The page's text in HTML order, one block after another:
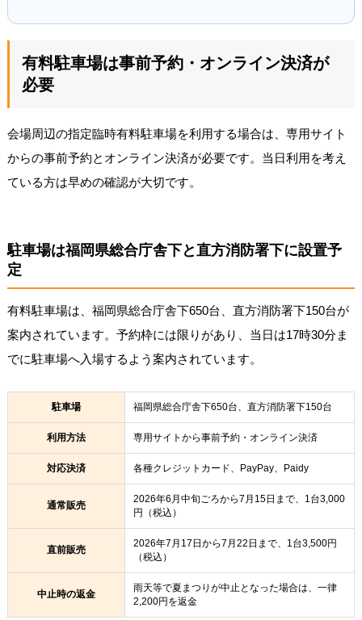
有料駐車場は事前予約・オンライン決済が
必要
会場周辺の指定臨時有料駐車場を利用する場合は、専用サイト
からの事前予約とオンライン決済が必要です。当日利用を考え
ている方は早めの確認が大切です。
駐車場は福岡県総合庁舎下と直方消防署下に設置予
定
有料駐車場は、福岡県総合庁舎下650台、直方消防署下150台が
案内されています。予約枠には限りがあり、当日は17時30分ま
でに駐車場へ入場するよう案内されています。
駐車場 福岡県総合庁舎下650台、直方消防署下150台
利用方法 専用サイトから事前予約・オンライン決済
対応決済 各種クレジットカード、PayPay、Paidy
通常販売
2026年6月中旬ごろから7月15日まで、1台3,000
円（税込）
直前販売
2026年7月17日から7月22日まで、1台3,500円
（税込）
中止時の返金
雨天等で夏まつりが中止となった場合は、一律
2,200円を返金